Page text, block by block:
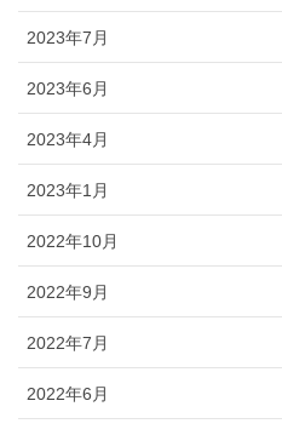
2023年7月
2023年6月
2023年4月
2023年1月
2022年10月
2022年9月
2022年7月
2022年6月